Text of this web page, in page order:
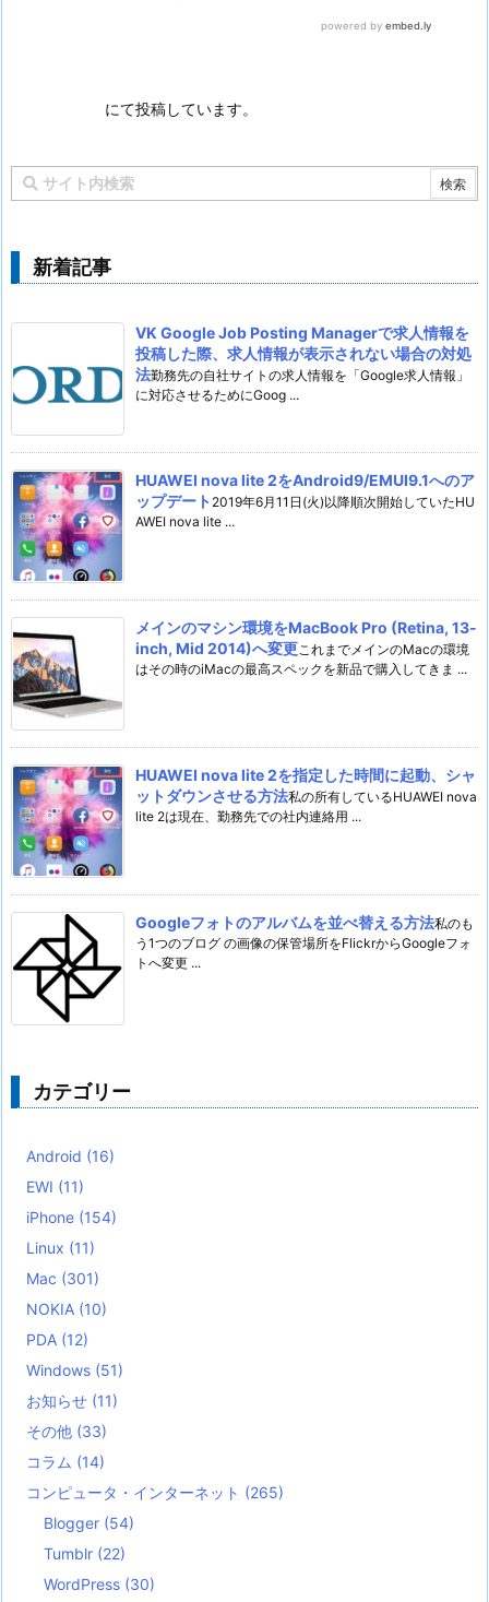
にて投稿しています。
新着記事
VK Google Job Posting Managerで求人情報を
投稿した際、求人情報が表示されない場合の対処
法勤務先の自社サイトの求人情報を「Google求人情報」
に対応させるためにGoog ...
HUAWEI nova lite 2をAndroid9/EMUI9.1へのア
ップデート 2019年6月11日(火)以降順次開始していたHU
AWEI nova lite ...
メインのマシン環境をMacBook Pro (Retina, 13-
inch, Mid 2014)へ変更 これまでメインのMacの環境
はその時のiMacの最高スペックを新品で購入してきま ...
HUAWEI nova lite 2を指定した時間に起動、シャ
ットダウンさせる方法私の所有しているHUAWEI nova
lite 2は現在、勤務先での社内連絡用 ...
Googleフォトのアルバムを並べ替える方法私のも
う1つのブログ の画像の保管場所をFlickrからGoogleフォ
トへ変更 ...
カテゴリー
Android (16)
EWI (11)
iPhone (154)
Linux (11)
Mac (301)
NOKIA (10)
PDA (12)
Windows (51)
お知らせ (11)
その他 (33)
コラム (14)
コンピュータ・インターネット (265)
Blogger (54)
Tumblr (22)
WordPress (30)